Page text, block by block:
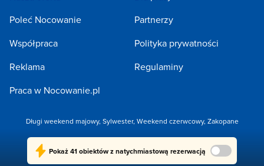
Pokaż41 obiektówz natychmiastową rezerwacją
Poleć Nocowanie
Współpraca
Reklama
Praca w Nocowanie.pl
Partnerzy
Polityka prywatności
Regulaminy
Długi weekend majowy, Sylwester, Weekend czerwcowy, Zakopane
Copyright 2005-2026 by NOCOWANIE.PL Sp. z o.o.